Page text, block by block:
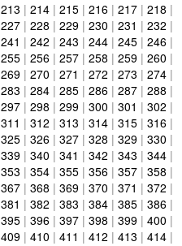
213 | 214| 215| 216| 217| 218 |
227| 228 | 229| 230 | 231 | 232 |
241 | 242 | 243 | 244| 245| 246|
255| 256| 257| 258 | 259| 260 |
269| 270 | 271 | 272 | 273 | 274|
283 | 284| 285| 286| 287| 288 |
297| 298 | 299| 300 | 301 | 302 |
311 | 312 | 313 | 314| 315| 316|
325| 326| 327| 328 | 329| 330 |
339| 340 | 341 | 342 | 343 | 344|
353 | 354| 355| 356| 357| 358 |
367| 368 | 369| 370 | 371 | 372 |
381 | 382 | 383 | 384| 385| 386|
395| 396| 397| 398 | 399| 400 |
409| 410 | 411 | 412 | 413 | 414|